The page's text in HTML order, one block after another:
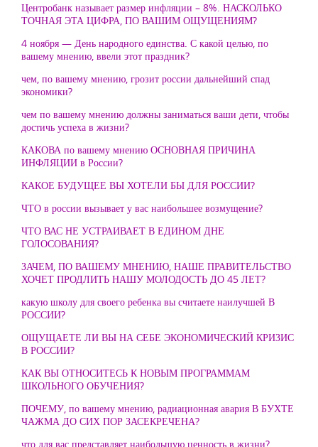
Центробанк называет размер инфляции – 8%. НАСКОЛЬКО
ТОЧНАЯ ЭТА ЦИФРА, ПО ВАШИМ ОЩУЩЕНИЯМ?
4 ноября — День народного единства. С какой целью, по
вашему мнению, ввели этот праздник?
чем, по вашему мнению, грозит россии дальнейший спад
экономики?
чем по вашему мнению должны заниматься ваши дети, чтобы
достичь успеха в жизни?
КАКОВА по вашему мнению ОСНОВНАЯ ПРИЧИНА
ИНФЛЯЦИИ в России?
КАКОЕ БУДУЩЕЕ ВЫ ХОТЕЛИ БЫ ДЛЯ РОССИИ?
ЧТО в россии вызывает у вас наибольшее возмущение?
ЧТО ВАС НЕ УСТРАИВАЕТ В ЕДИНОМ ДНЕ
ГОЛОСОВАНИЯ?
ЗАЧЕМ, ПО ВАШЕМУ МНЕНИЮ, НАШЕ ПРАВИТЕЛЬСТВО
ХОЧЕТ ПРОДЛИТЬ НАШУ МОЛОДОСТЬ ДО 45 ЛЕТ?
какую школу для своего ребенка вы считаете наилучшей В
РОССИИ?
ОЩУЩАЕТЕ ЛИ ВЫ НА СЕБЕ ЭКОНОМИЧЕСКИЙ КРИЗИС
В РОССИИ?
КАК ВЫ ОТНОСИТЕСЬ К НОВЫМ ПРОГРАММАМ
ШКОЛЬНОГО ОБУЧЕНИЯ?
ПОЧЕМУ, по вашему мнению, радиационная авария В БУХТЕ
ЧАЖМА ДО СИХ ПОР ЗАСЕКРЕЧЕНА?
что для вас представляет наибольшую ценность в жизни?